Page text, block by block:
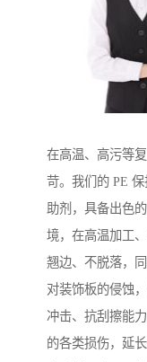
在高温、高污等
苛。我们的 PE
助剂，具备出色
境，在高温加工
翘边、不脱落，
对装饰板的侵蚀
冲击、抗刮擦能
的各类损伤，延